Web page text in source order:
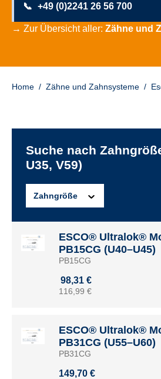
📞 +49 (0)2241 26 56 700
→ Zur Übersicht aller: Zähne und
Home / Zähne und Zahnsysteme /
Suche nach
U35, V59)
Zahngröße
ESCO® Ultralok®
PB15CG (U40–U45)
PB15CG
98,31 €
116,99 €
ESCO® Ultralok®
PB31CG (U55–U60)
PB31CG
149,70 €